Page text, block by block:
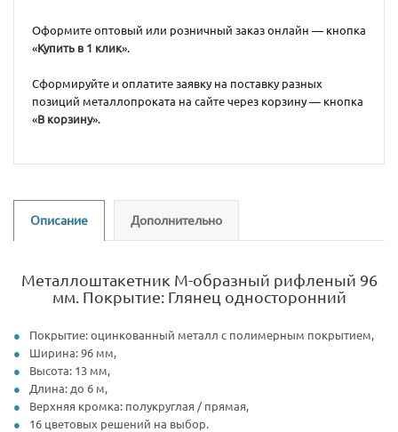
Оформите оптовый или розничный заказ онлайн — кнопка
«Купить в 1 клик».
Сформируйте и оплатите заявку на поставку разных
позиций металлопроката на сайте через корзину — кнопка
«В корзину».
Описание Дополнительно
Металлоштакетник М-образный рифленый 96
мм. Покрытие: Глянец односторонний
Покрытие: оцинкованный металл с полимерным покрытием,
Ширина: 96 мм,
Высота: 13 мм,
Длина: до 6 м,
Верхняя кромка: полукруглая / прямая,
16 цветовых решений на выбор.